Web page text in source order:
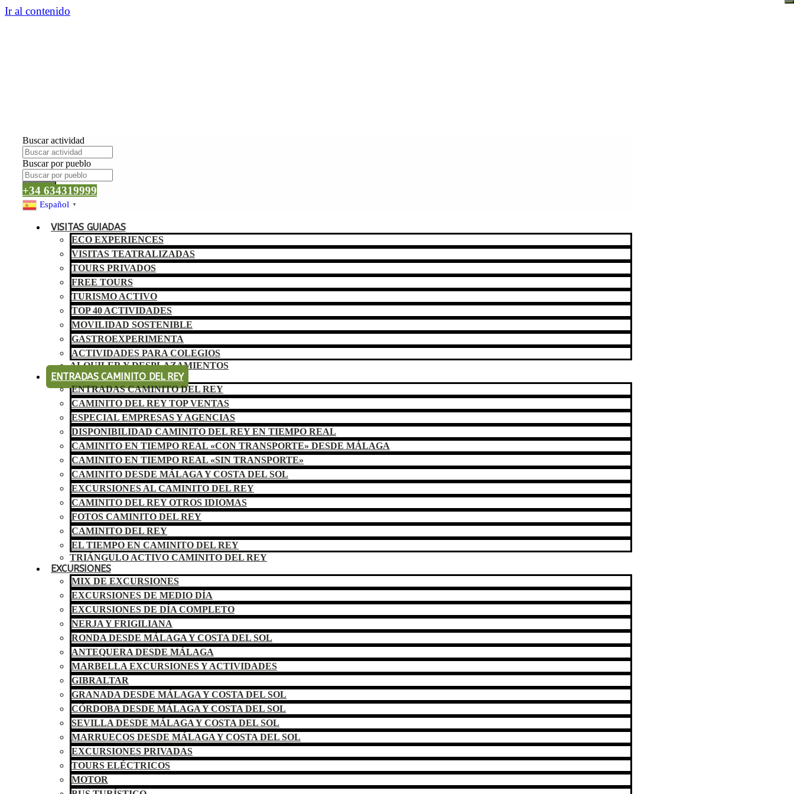
Ir al contenido
Buscar actividad
Buscar por pueblo
Buscar
+34 634319999
Español ▼
VISITAS GUIADAS
ECO EXPERIENCES
VISITAS TEATRALIZADAS
TOURS PRIVADOS
FREE TOURS
TURISMO ACTIVO
TOP 40 ACTIVIDADES
MOVILIDAD SOSTENIBLE
GASTROEXPERIMENTA
ACTIVIDADES PARA COLEGIOS
ALQUILER Y DESPLAZAMIENTOS
ENTRADAS CAMINITO DEL REY
ENTRADAS CAMINITO DEL REY
CAMINITO DEL REY TOP VENTAS
ESPECIAL EMPRESAS Y AGENCIAS
DISPONIBILIDAD CAMINITO DEL REY EN TIEMPO REAL
CAMINITO EN TIEMPO REAL «CON TRANSPORTE» DESDE MÁLAGA
CAMINITO EN TIEMPO REAL «SIN TRANSPORTE»
CAMINITO DESDE MÁLAGA Y COSTA DEL SOL
EXCURSIONES AL CAMINITO DEL REY
CAMINITO DEL REY OTROS IDIOMAS
FOTOS CAMINITO DEL REY
CAMINITO DEL REY
EL TIEMPO EN CAMINITO DEL REY
TRIÁNGULO ACTIVO CAMINITO DEL REY
EXCURSIONES
MIX DE EXCURSIONES
EXCURSIONES DE MEDIO DÍA
EXCURSIONES DE DÍA COMPLETO
NERJA Y FRIGILIANA
RONDA DESDE MÁLAGA Y COSTA DEL SOL
ANTEQUERA DESDE MÁLAGA
MARBELLA EXCURSIONES Y ACTIVIDADES
GIBRALTAR
GRANADA DESDE MÁLAGA Y COSTA DEL SOL
CÓRDOBA DESDE MÁLAGA Y COSTA DEL SOL
SEVILLA DESDE MÁLAGA Y COSTA DEL SOL
MARRUECOS DESDE MÁLAGA Y COSTA DEL SOL
EXCURSIONES PRIVADAS
TOURS ELÉCTRICOS
MOTOR